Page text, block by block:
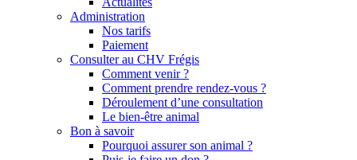
Administration
Nos tarifs
Paiement
Consulter au CHV Frégis
Comment venir ?
Comment prendre rendez-vous ?
Déroulement d’une consultation
Le bien-être animal
Bon à savoir
Pourquoi assurer son animal ?